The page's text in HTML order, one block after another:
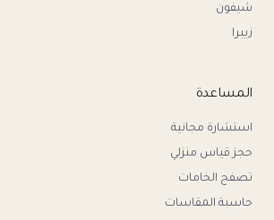
شيفون
زيبرا
المساعدة
استشارة مجانية
حجز قياس منزلي
تصفح الخامات
حاسبة المقاسات